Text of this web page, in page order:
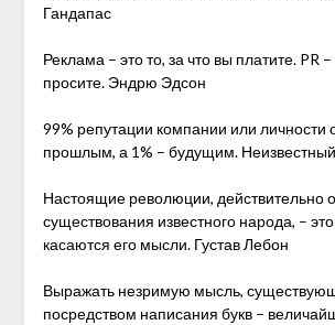
Гандапас
Реклама – это то, за что вы платите. PR
просите. Эндрю Эдсон
99% репутации компании или личности
прошлым, а 1% – будущим. Неизвестный
Настоящие революции, действительно
существования известного народа, –
касаются его мысли. Густав Лебон
Выражать незримую мысль,
посредством написания букв –